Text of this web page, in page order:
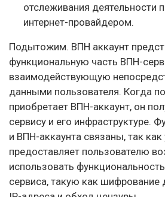
отслеживания деятельности
интернет-провайдером.
Подытожим. ВПН аккаунт
функциональную часть ВПН-
взаимодействующую
данными пользователя. Когда
приобретает ВПН-аккаунт, он
сервису и его инфраструктуре.
и ВПН-аккаунта связаны, так как
предоставляет пользователю
использовать
сервиса, такую как шифрование